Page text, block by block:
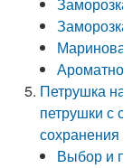
Петрушка
петрушки с
сохранения
Выбор и